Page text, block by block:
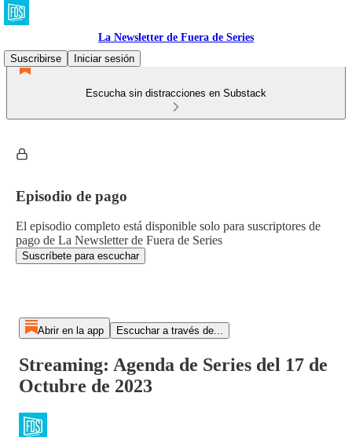
La Newsletter de Fuera de Series
Suscribirse
Iniciar sesión
Escucha sin distracciones en Substack
Episodio de pago
El episodio completo está disponible solo para suscriptores de
pago de La Newsletter de Fuera de Series
Suscríbete para escuchar
Abrir en la app Escuchar a través de...
Streaming: Agenda de Series del 17 de
Octubre de 2023